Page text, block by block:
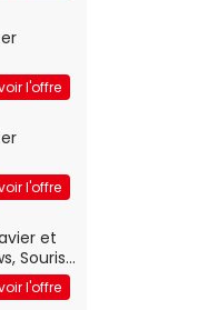
l'offre
l'offre
et
Souris
Plug
l'offre